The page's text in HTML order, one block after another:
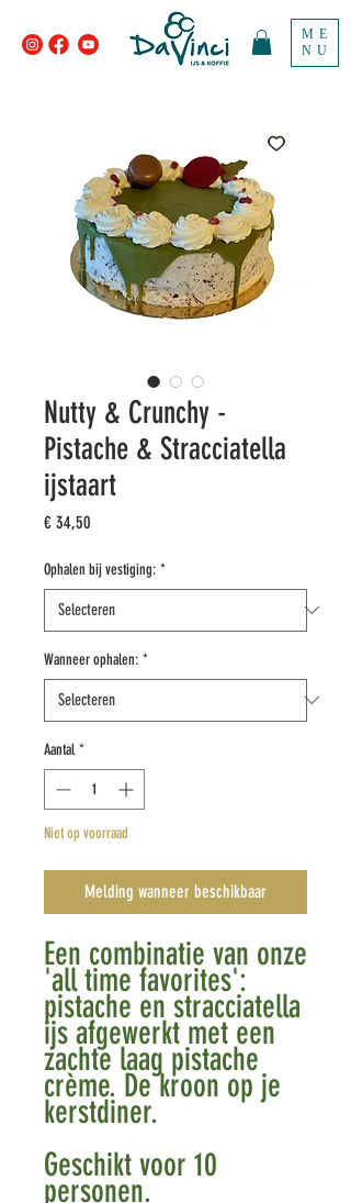
ME
NU
Nutty & Crunchy -
Pistache & Stracciatella
ijstaart
€ 34,50
Ophalen bij vestiging: *
Wanneer ophalen: *
Aantal *
Niet op voorraad
Melding wanneer beschikbaar
Een combinatie van onze
'all time favorites':
pistache en stracciatella
ijs afgewerkt met een
zachte laag pistache
crème. De kroon op je
kerstdiner.
Geschikt voor 10
personen.